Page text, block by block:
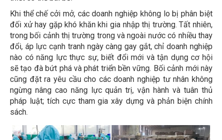
Khi thể chế cởi mở, các doanh nghiệp không lo bị phân biệt
đối xử hay gặp khó khăn khi gia nhập thị trường. Tất nhiên,
trong bối cảnh thị trường trong và ngoài nước có nhiều thay
đổi, áp lực cạnh tranh ngày càng gay gắt, chỉ doanh nghiệp
nào có năng lực thực sự, biết đổi mới và tận dụng cơ hội
sẽ tạo đà bứt phá và phát triển bền vững. Bối cảnh mới này
cũng đặt ra yêu cầu cho các doanh nghiệp tư nhân không
ngừng nâng cao năng lực quản trị, vận hành và tuân thủ
pháp luật; tích cực tham gia xây dựng và phản biện chính
sách.